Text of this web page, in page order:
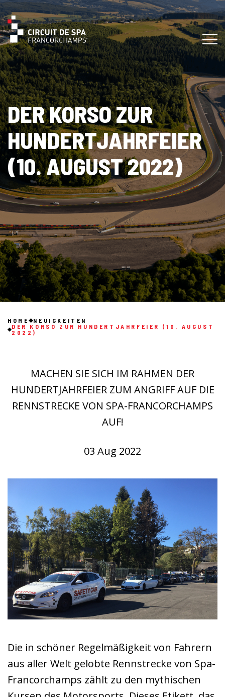
DER KORSO ZUR
HUNDERTJAHRFEIER
(10. AUGUST 2022)
HOME
NEUIGKEITEN
DER KORSO ZUR HUNDERTJAHRFEIER (10. AUGUST
2022)
MACHEN SIE SICH IM RAHMEN DER
HUNDERTJAHRFEIER ZUM ANGRIFF AUF DIE
RENNSTRECKE VON SPA-FRANCORCHAMPS
AUF!
03 Aug 2022
Die in schöner Regelmäßigkeit von Fahrern
aus aller Welt gelobte Rennstrecke von Spa-
Francorchamps zählt zu den mythischen